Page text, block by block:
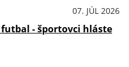
07. JÚL 2026
- športovci hláste